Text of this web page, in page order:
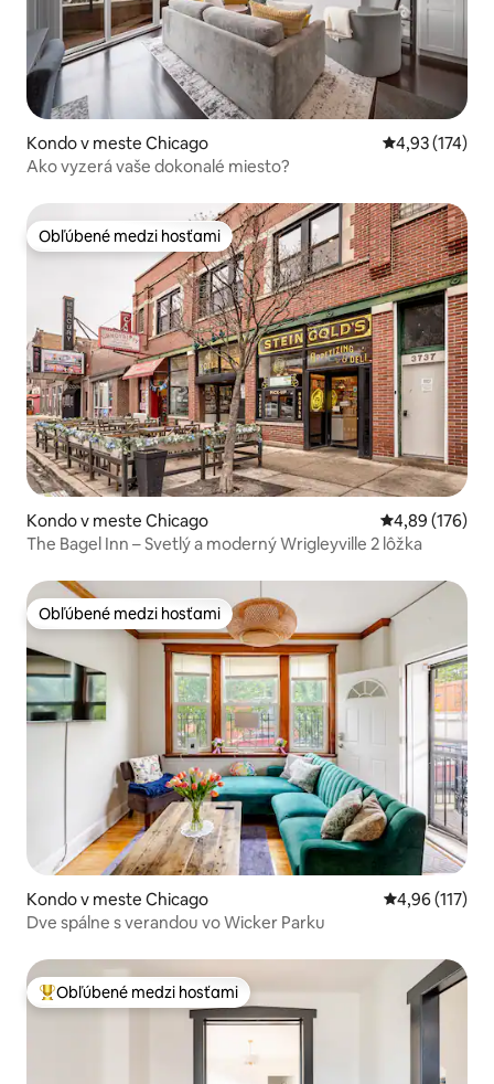
Kondo v meste Chicago Priemerné
4,93 (174)
Ako vyzerá vaše dokonalé miesto?
Obľúbené medzi hosťami
Obľúbené medzi hosťami
Kondo v meste Chicago Priemerné
4,89 (176)
The Bagel Inn – Svetlý a moderný Wrigleyville 2 lôžka
Obľúbené medzi hosťami
Obľúbené medzi hosťami
Kondo v meste Chicago Priemerné
4,96 (117)
Dve spálne s verandou vo Wicker Parku
Najobľúbenejšie medzi hosťami
Obľúbené medzi hosťami